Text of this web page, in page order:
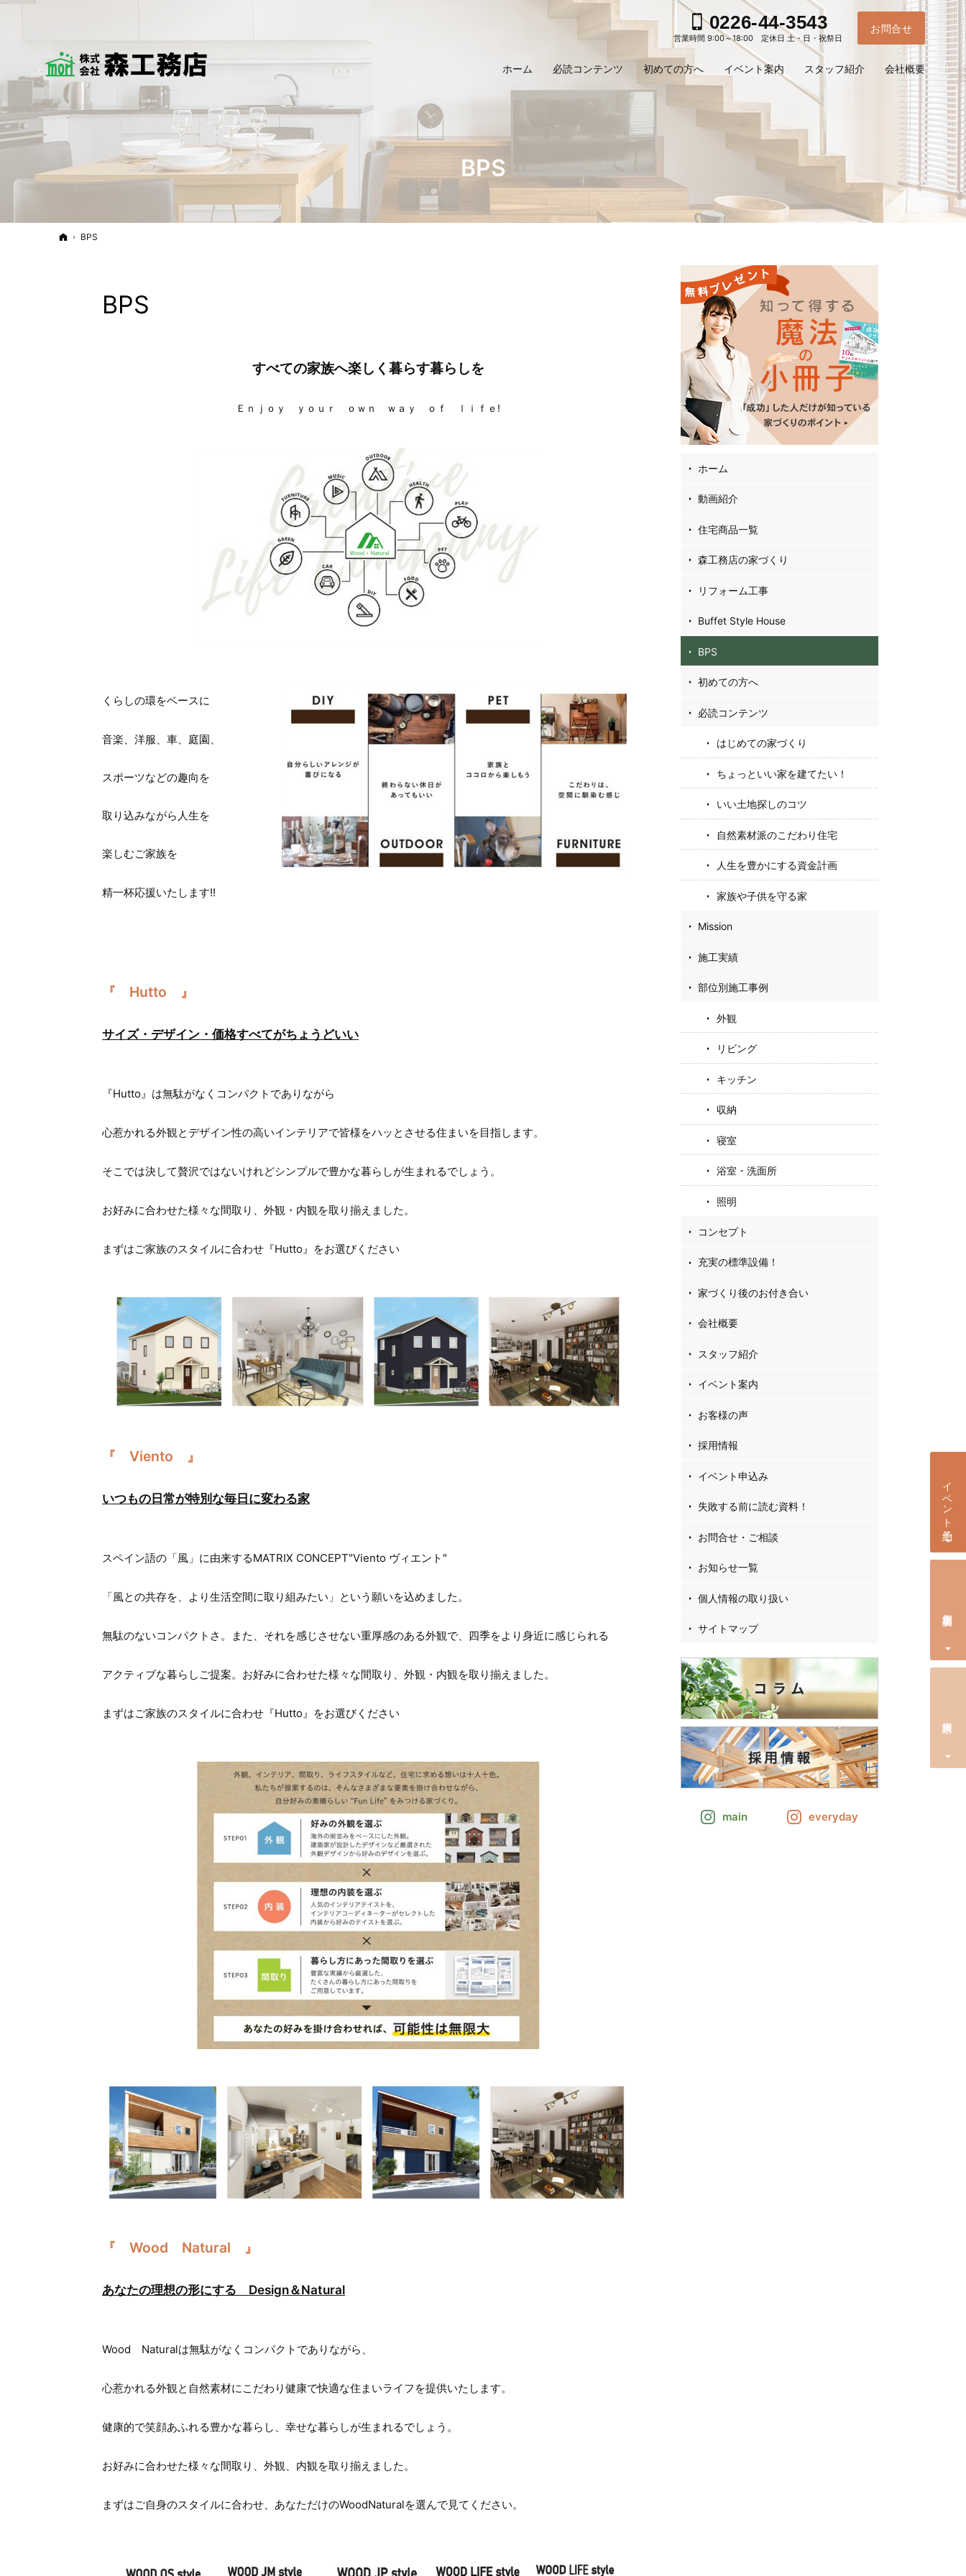
BPS
ホーム
BPS
BPS
すべての家族へ楽しく暮らす暮らしを
Ｅｎｊｏｙ ｙｏｕｒ ｏｗｎ ｗａｙ ｏｆ ｌｉｆｅ!
くらしの環をベースに
音楽、洋服、車、庭園、
スポーツなどの趣向を
取り込みながら人生を
楽しむご家族を
精一杯応援いたします!!
『 Hutto 』
サイズ・デザイン・価格すべてがちょうどいい
『Hutto』は無駄がなくコンパクトでありながら
心惹かれる外観とデザイン性の高いインテリアで皆様をハッとさせる住まいを目指します。
そこでは決して贅沢ではないけれどシンプルで豊かな暮らしが生まれるでしょう。
お好みに合わせた様々な間取り、外観・内観を取り揃えました。
まずはご家族のスタイルに合わせ『Hutto』をお選びください
『 Viento 』
いつもの日常が特別な毎日に変わる家
スペイン語の「風」に由来するMATRIX CONCEPT"Viento ヴィエント"
「風との共存を、より生活空間に取り組みたい」という願いを込めました。
無駄のないコンパクトさ。また、それを感じさせない重厚感のある外観で、四季をより身近に感じられる
アクティブな暮らしご提案。お好みに合わせた様々な間取り、外観・内観を取り揃えました。
まずはご家族のスタイルに合わせ『Hutto』をお選びください
『 Wood Natural 』
あなたの理想の形にする Design＆Natural
Wood Naturalは無駄がなくコンパクトでありながら、
心惹かれる外観と自然素材にこだわり健康で快適な住まいライフを提供いたします。
健康的で笑顔あふれる豊かな暮らし、幸せな暮らしが生まれるでしょう。
お好みに合わせた様々な間取り、外観、内観を取り揃えました。
まずはご自身のスタイルに合わせ、あなただけのWoodNaturalを選んで見てください。
ホーム
動画紹介
住宅商品一覧
森工務店の家づくり
リフォーム工事
Buffet Style House
BPS
初めての方へ
必読コンテンツ
はじめての家づくり
ちょっといい家を建てたい！
いい土地探しのコツ
自然素材派のこだわり住宅
人生を豊かにする資金計画
家族や子供を守る家
Mission
施工実績
部位別施工事例
外観
リビング
キッチン
収納
寝室
浴室・洗面所
照明
コンセプト
充実の標準設備！
家づくり後のお付き合い
会社概要
スタッフ紹介
イベント案内
お客様の声
採用情報
イベント申込み
失敗する前に読む資料！
お問合せ・ご相談
お知らせ一覧
個人情報の取り扱い
サイトマップ
main everyday
ホーム 必読コンテンツ 初めての方へ イベント案内 スタッフ紹介 会社概要
0226-44-3543
営業時間 9:00～18:00 定休日 土・日・祝祭日
お問合せ
イベント予約